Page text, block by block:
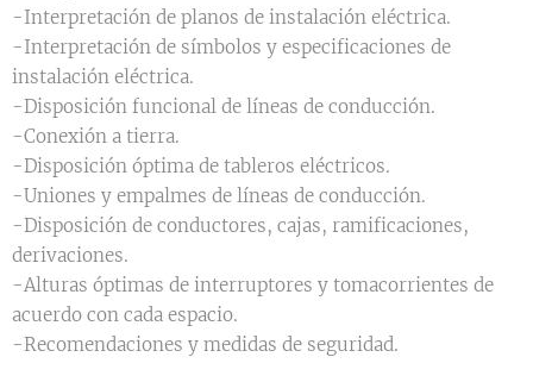
-Interpretación de planos de instalación eléctrica.
-Interpretación de símbolos y especificaciones de
instalación eléctrica.
-Disposición funcional de líneas de conducción.
-Conexión a tierra.
-Disposición óptima de tableros eléctricos.
-Uniones y empalmes de líneas de conducción.
-Disposición de conductores, cajas, ramificaciones,
derivaciones.
-Alturas óptimas de interruptores y tomacorrientes de
acuerdo con cada espacio.
-Recomendaciones y medidas de seguridad.